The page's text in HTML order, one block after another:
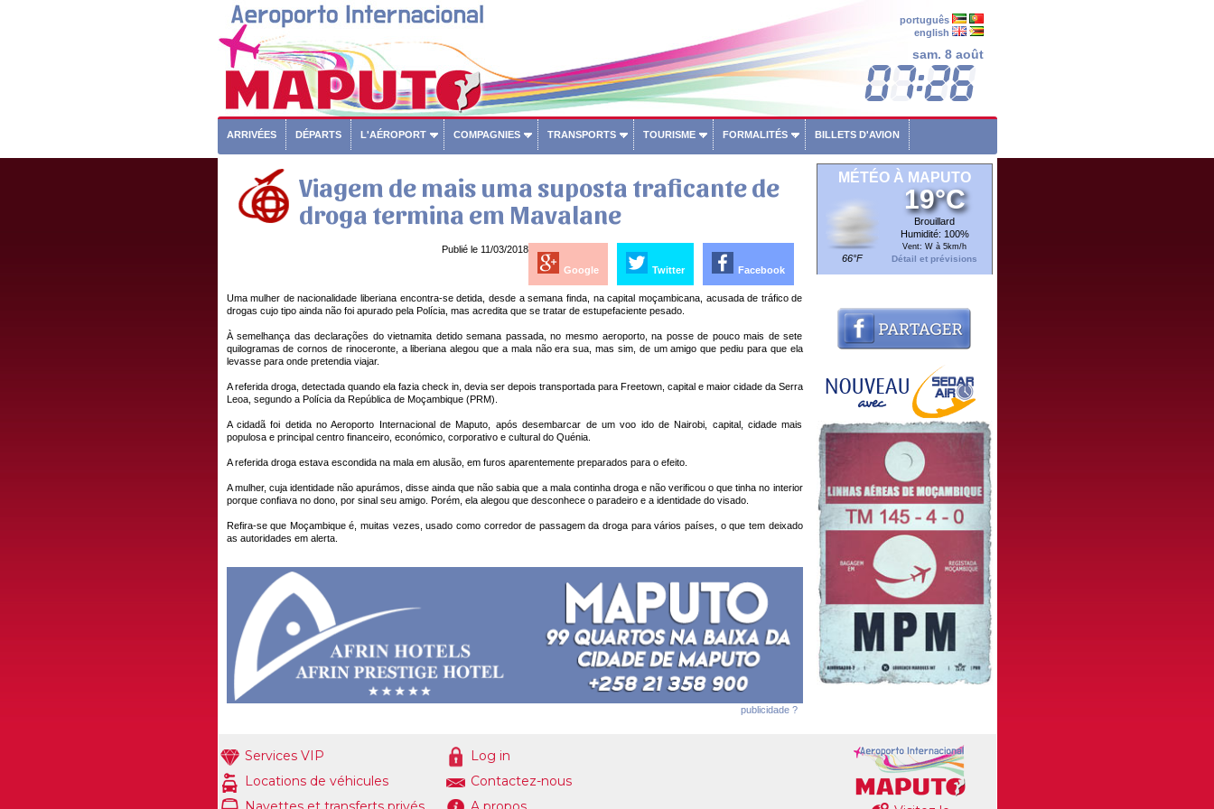
português
english
sam. 8 août
ARRIVÉES DÉPARTS L'AÉROPORT COMPAGNIES TRANSPORTS TOURISME FORMALITÉS BILLETS D'AVION
Viagem de mais uma suposta traficante de
droga termina em Mavalane
Facebook
Twitter
Google
Publié le 11/03/2018
Uma mulher de nacionalidade liberiana encontra-se detida, desde a semana finda, na capital moçambicana, acusada de tráfico de
drogas cujo tipo ainda não foi apurado pela Polícia, mas acredita que se tratar de estupefaciente pesado.
À semelhança das declarações do vietnamita detido semana passada, no mesmo aeroporto, na posse de pouco mais de sete
quilogramas de cornos de rinoceronte, a liberiana alegou que a mala não era sua, mas sim, de um amigo que pediu para que ela
levasse para onde pretendia viajar.
A referida droga, detectada quando ela fazia check in, devia ser depois transportada para Freetown, capital e maior cidade da Serra
Leoa, segundo a Polícia da República de Moçambique (PRM).
A cidadã foi detida no Aeroporto Internacional de Maputo, após desembarcar de um voo ido de Nairobi, capital, cidade mais
populosa e principal centro financeiro, económico, corporativo e cultural do Quénia.
A referida droga estava escondida na mala em alusão, em furos aparentemente preparados para o efeito.
A mulher, cuja identidade não apurámos, disse ainda que não sabia que a mala continha droga e não verificou o que tinha no interior
porque confiava no dono, por sinal seu amigo. Porém, ela alegou que desconhece o paradeiro e a identidade do visado.
Refira-se que Moçambique é, muitas vezes, usado como corredor de passagem da droga para vários países, o que tem deixado
as autoridades em alerta.
publicidade ?
MÉTÉO À MAPUTO
66°F
19°C
Brouillard
Humidité: 100%
Vent: W à 5km/h
Détail et prévisions
Services VIP
Locations de véhicules
Log in
Contactez-nous